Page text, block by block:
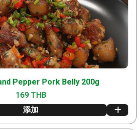
Pepper Pork Belly 200g
169 THB
添加